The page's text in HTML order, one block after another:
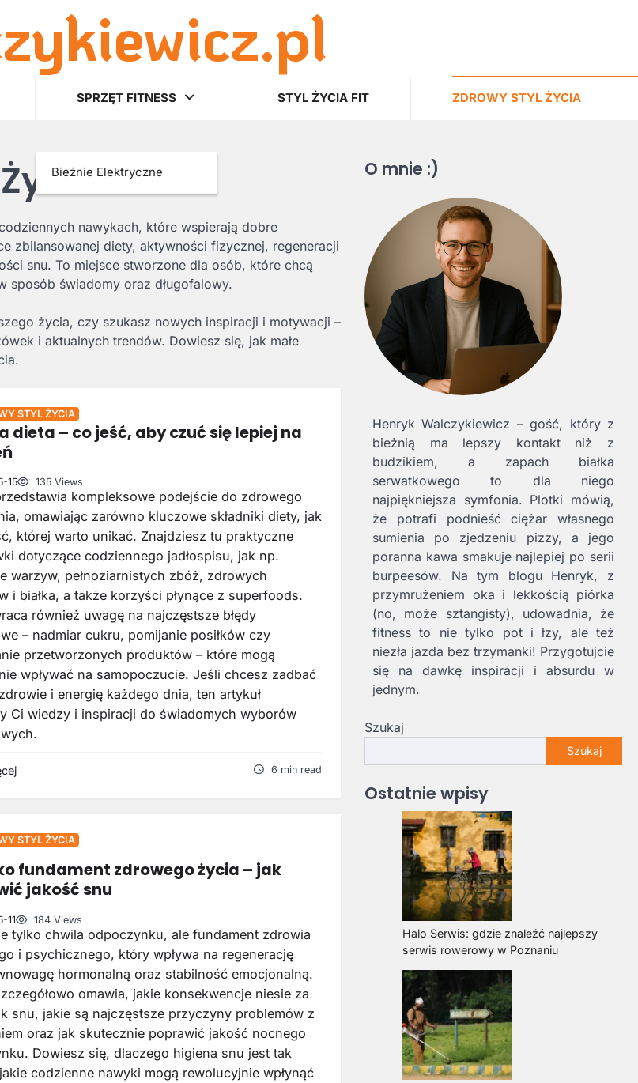
SPRZĘT FITNESS
Bieżnie Elektryczne
STYL ŻYCIA FIT ZDROWY STYL ŻYCIA
nawykach, które wspierają dobre
zbilansowanej diety, aktywności fizycznej, regeneracji
snu. To miejsce stworzone dla osób, które chcą
świadomy oraz długofalowy.
życia, czy szukasz nowych inspiracji i motywacji –
i aktualnych trendów. Dowiesz się, jak małe
STYL ŻYCIA
dieta – co jeść, aby czuć się lepiej na
15 135 Views
kompleksowe podejście do zdrowego
omawiając zarówno kluczowe składniki diety, jak
której warto unikać. Znajdziesz tu praktyczne
dotyczące codziennego jadłospisu, jak np.
warzyw, pełnoziarnistych zbóż, zdrowych
i białka, a także korzyści płynące z superfoods.
również uwagę na najczęstsze błędy
– nadmiar cukru, pomijanie posiłków czy
przetworzonych produktów – które mogą
wpływać na samopoczucie. Jeśli chcesz zadbać
i energię każdego dnia, ten artykuł
Ci wiedzy i inspiracji do świadomych wyborów
6 min read
STYL ŻYCIA
fundament zdrowego życia – jak
jakość snu
11 184 Views
tylko chwila odpoczynku, ale fundament zdrowia
i psychicznego, który wpływa na regenerację
hormonalną oraz stabilność emocjonalną.
omawia, jakie konsekwencje niesie za
snu, jakie są najczęstsze przyczyny problemów z
oraz jak skutecznie poprawić jakość nocnego
Dowiesz się, dlaczego higiena snu jest tak
codzienne nawyki mogą rewolucyjnie wpłynąć
O mnie :)
Henryk Walczykiewicz – gość, który z
bieżnią ma lepszy kontakt niż z
budzikiem, a zapach białka
serwatkowego to dla niego
najpiękniejsza symfonia. Plotki mówią,
że potrafi podnieść ciężar własnego
sumienia po zjedzeniu pizzy, a jego
poranna kawa smakuje najlepiej po serii
burpeesów. Na tym blogu Henryk, z
przymrużeniem oka i lekkością piórka
(no, może sztangisty), udowadnia, że
fitness to nie tylko pot i łzy, ale też
niezła jazda bez trzymanki! Przygotujcie
się na dawkę inspiracji i absurdu w
jednym.
Szukaj
Szukaj
Ostatnie wpisy
Halo Serwis: gdzie znaleźć najlepszy
serwis rowerowy w Poznaniu